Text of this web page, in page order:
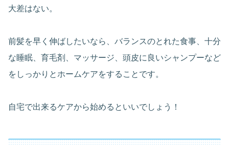
大差はない。
前髪を早く伸ばしたいなら、バランスのとれた食事、十分
な睡眠、育毛剤、マッサージ、頭皮に良いシャンプーなど
をしっかりとホームケアをすることです。
自宅で出来るケアから始めるといいでしょう！